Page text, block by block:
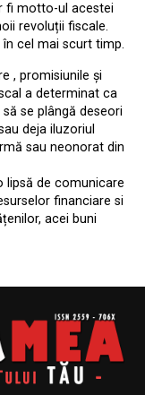
fi motto-ul acestei
revoluții fiscale.
cel mai scurt timp.
, promisiunile și
a determinat ca
se plângă deseori
deja iluzoriul
sau neonorat din
lipsă de comunicare
financiare si
acei buni